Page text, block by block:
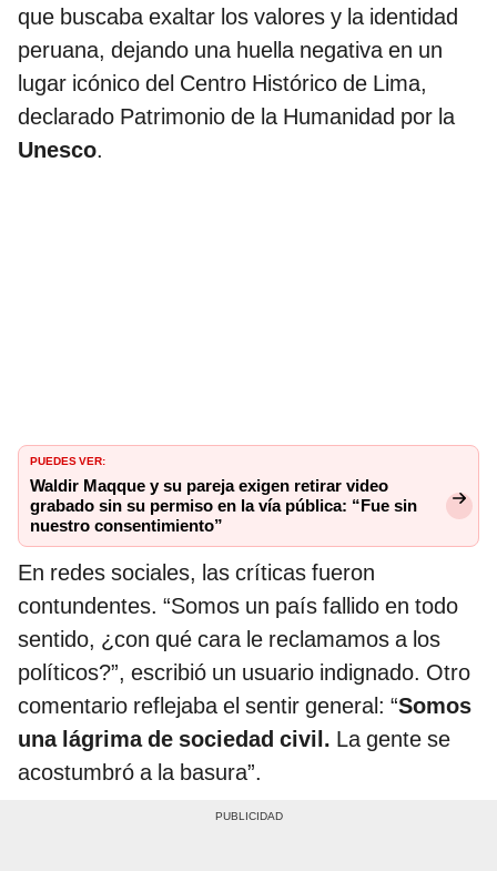
que buscaba exaltar los valores y la identidad
peruana, dejando una huella negativa en un
lugar icónico del Centro Histórico de Lima,
declarado Patrimonio de la Humanidad por la
Unesco.
PUEDES VER:
Waldir Maqque y su pareja exigen retirar video
grabado sin su permiso en la vía pública: “Fue sin
nuestro consentimiento”
En redes sociales, las críticas fueron
contundentes. “Somos un país fallido en todo
sentido, ¿con qué cara le reclamamos a los
políticos?”, escribió un usuario indignado. Otro
comentario reflejaba el sentir general: “Somos
una lágrima de sociedad civil. La gente se
acostumbró a la basura”.